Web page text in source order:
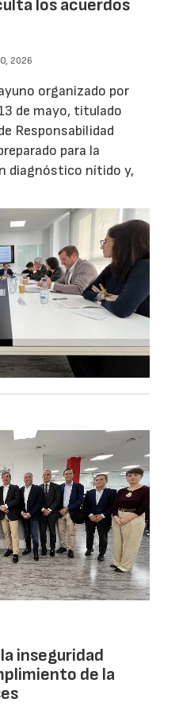
los acuerdos
2026
organizado por
de mayo, titulado
Responsabilidad
para la
diagnóstico nítido y,
inseguridad
de la